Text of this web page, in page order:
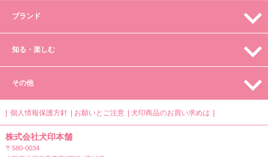
ブランド
知る・楽しむ
その他
個人情報保護方針 お願いとご注意 犬印商品のお買い求めは
株式会社犬印本舗
〒580-0034